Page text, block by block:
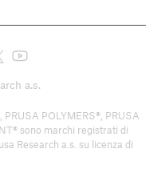
a.s.
PRUSA POLYMERS®, PRUSA
sono marchi registrati di
Research a.s. su licenza di